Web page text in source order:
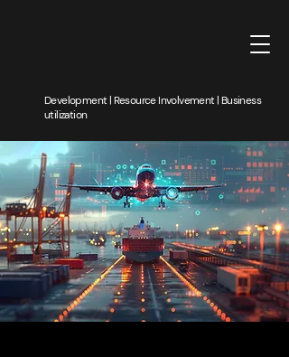
Development | Resource Involvement | Business
utilization